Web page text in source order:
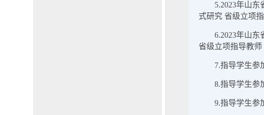
5.2023年山
式研究 省级立项
6.2023年山
省级立项指导教师
7.指导学生参
8.指导学生参
9.指导学生参